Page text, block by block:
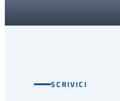
SCRIVICI